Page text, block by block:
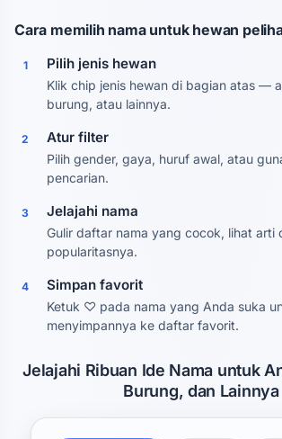
Cara memilih nama untuk hewan
1 Pilih jenis hewan
Klik chip jenis hewan di bagian atas —
burung, atau lainnya.
2 Atur filter
Pilih gender, gaya, huruf awal, atau
pencarian.
3 Jelajahi nama
Gulir daftar nama yang cocok, lihat arti
popularitasnya.
4 Simpan favorit
Ketuk ♡ pada nama yang Anda suka
menyimpannya ke daftar favorit.
Jelajahi Ribuan Ide Nama untuk
Burung, dan Lainnya